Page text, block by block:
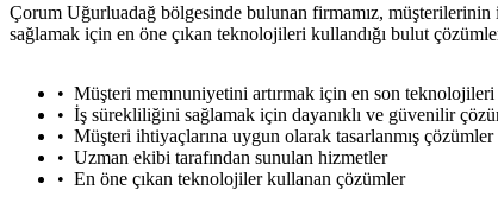
Çorum Uğurluadağ bölgesinde bulunan firmamız,
sağlamak için en öne çıkan teknolojileri kullandığı bulut
Müşteri memnuniyetini artırmak için en son
İş sürekliliğini sağlamak için dayanıklı ve güvenilir
Müşteri ihtiyaçlarına uygun olarak tasarlanmış çözümler
Uzman ekibi tarafından sunulan hizmetler
En öne çıkan teknolojiler kullanan çözümler